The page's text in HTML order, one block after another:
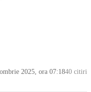
2025, ora 07:1840 citiri